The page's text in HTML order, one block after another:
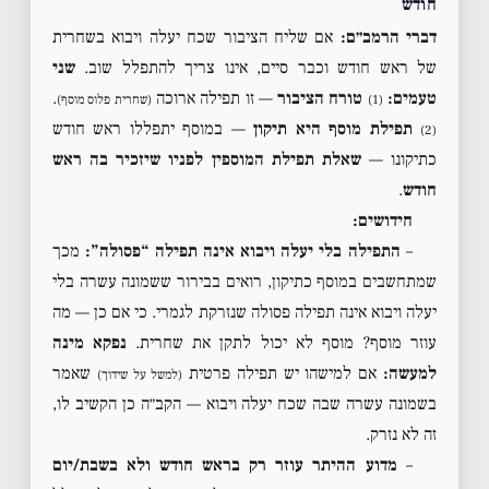
חודש
דברי הרמב״ם: אם שליח הציבור שכח יעלה ויבוא בשחרית
של ראש חודש וכבר סיים, אינו צריך להתפלל שוב. שני
טעמים: (1) טורח הציבור— זו תפילה ארוכה (שחרית פלוס מוסף).
(2) תפילת מוסף היא תיקון— במוסף יתפללו ראש חודש
כתיקונו —שאלת תפילת המוספין לפניו שיזכיר בה ראש
חודש.
חידושים:
– התפילה בלי יעלה ויבוא אינה תפילה “פסולה”: מכך
שמתחשבים במוסף כתיקון, רואים בבירור ששמונה עשרה בלי
יעלה ויבוא אינה תפילה פסולה שנזרקת לגמרי. כי אם כן — מה
עוזר מוסף? מוסף לא יכול לתקן את שחרית. נפקא מינה
למעשה: אם למישהו יש תפילה פרטית (למשל על שידוך) שאמר
בשמונה עשרה שבה שכח יעלה ויבוא — הקב״ה כן הקשיב לו,
זה לא נזרק.
– מדוע ההיתר עוזר רק בראש חודש ולא בשבת/יום